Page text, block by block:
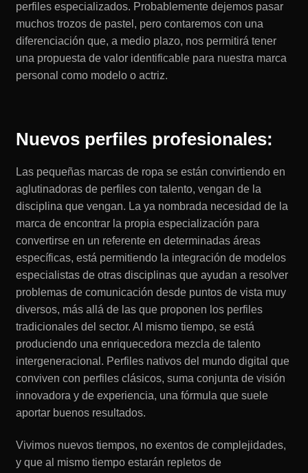
perfiles especializados. Probablemente dejemos pasar
muchos trozos de pastel, pero contaremos con una
diferenciación que, a medio plazo, nos permitirá tener
una propuesta de valor identificable para nuestra marca
personal como modelo o actriz.
Nuevos perfiles profesionales:
Las pequeñas marcas de ropa se están convirtiendo en
aglutinadoras de perfiles con talento, vengan de la
disciplina que vengan. La ya nombrada necesidad de la
marca de encontrar la propia especialización para
convertirse en un referente en determinadas áreas
específicas, está permitiendo la integración de modelos
especialistas de otras disciplinas que ayudan a resolver
problemas de comunicación desde puntos de vista muy
diversos, más allá de las que proponen los perfiles
tradicionales del sector. Al mismo tiempo, se está
produciendo una enriquecedora mezcla de talento
intergeneracional. Perfiles nativos del mundo digital que
conviven con perfiles clásicos, suma conjunta de visión
innovadora y de experiencia, una fórmula que suele
aportar buenos resultados.
Vivimos nuevos tiempos, no exentos de complejidades,
y que al mismo tiempo estarán repletos de